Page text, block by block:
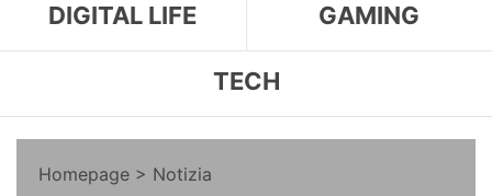
DIGITAL LIFE GAMING
TECH
Homepage > Notizia